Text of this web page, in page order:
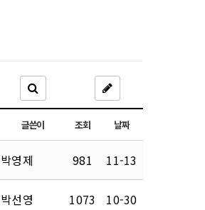
글쓴이 조회 날짜
박영제 981 11-13
박선영 1073 10-30